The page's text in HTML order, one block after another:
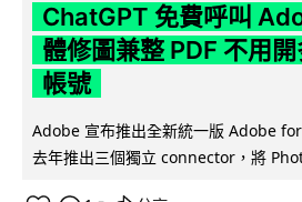
ChatGPT 免費呼叫
體修圖兼整 PDF 不用
帳號
Adobe 宣布推出全新統一版 Adobe
去年推出三個獨立 connector，將